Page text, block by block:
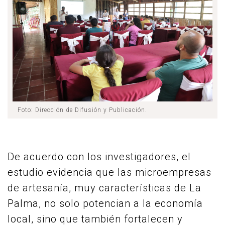
Foto: Dirección de Difusión y Publicación.
De acuerdo con los investigadores, el
estudio evidencia que las microempresas
de artesanía, muy características de La
Palma, no solo potencian a la economía
local, sino que también fortalecen y